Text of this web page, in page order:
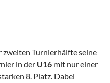
zweiten Turnierhälfte seine
in der U16 mit nur einer
8. Platz. Dabei